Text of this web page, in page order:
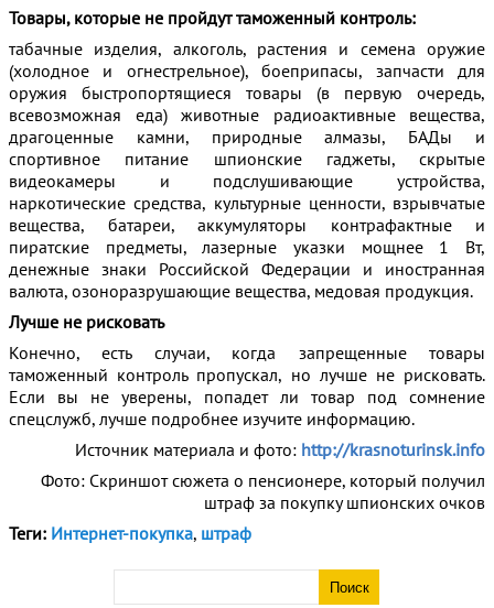
Товары, которые не пройдут таможенный контроль:
табачные изделия, алкоголь, растения и семена оружие
(холодное и огнестрельное), боеприпасы, запчасти для
оружия быстропортящиеся товары (в первую очередь,
всевозможная еда) животные радиоактивные вещества,
драгоценные камни, природные алмазы, БАДы и
спортивное питание шпионские гаджеты, скрытые
видеокамеры и подслушивающие устройства,
наркотические средства, культурные ценности, взрывчатые
вещества, батареи, аккумуляторы контрафактные и
пиратские предметы, лазерные указки мощнее 1 Вт,
денежные знаки Российской Федерации и иностранная
валюта, озоноразрушающие вещества, медовая продукция.
Лучше не рисковать
Конечно, есть случаи, когда запрещенные товары
таможенный контроль пропускал, но лучше не рисковать.
Если вы не уверены, попадет ли товар под сомнение
спецслужб, лучше подробнее изучите информацию.
Источник материала и фото: http://krasnoturinsk.info
Фото: Скриншот сюжета о пенсионере, который получил
штраф за покупку шпионских очков
Теги: Интернет-покупка, штраф